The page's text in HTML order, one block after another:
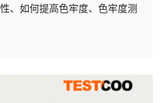
、如何提高色牢度、色牢度测